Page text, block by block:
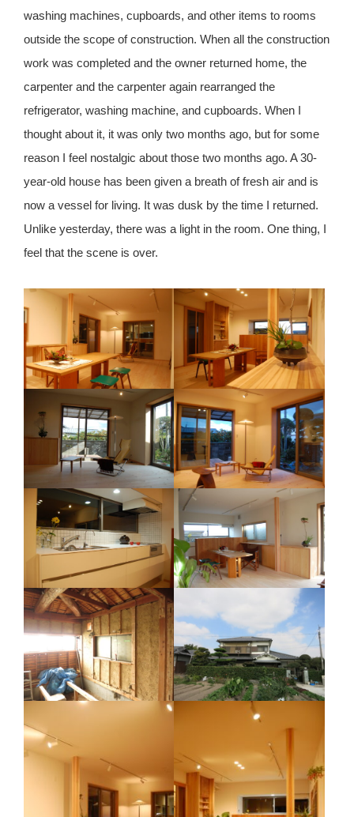
washing machines, cupboards, and other items to rooms
outside the scope of construction. When all the construction
work was completed and the owner returned home, the
carpenter and the carpenter again rearranged the
refrigerator, washing machine, and cupboards. When I
thought about it, it was only two months ago, but for some
reason I feel nostalgic about those two months ago. A 30-
year-old house has been given a breath of fresh air and is
now a vessel for living. It was dusk by the time I returned.
Unlike yesterday, there was a light in the room. One thing, I
feel that the scene is over.